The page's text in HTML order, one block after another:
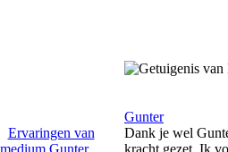
Gunter
Dank je wel
kracht gezet. Ik